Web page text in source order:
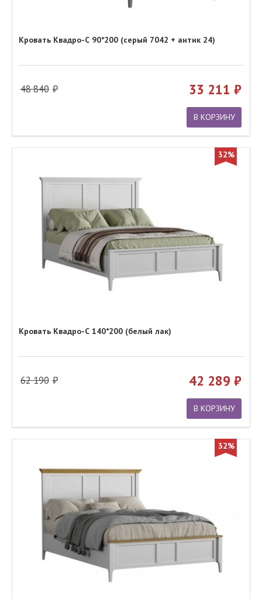
Кровать Квадро-С 90*200 (серый 7042 + антик 24)
48 840 33 211
В КОРЗИНУ
32%
Кровать Квадро-С 140*200 (белый лак)
62 190 42 289
В КОРЗИНУ
32%